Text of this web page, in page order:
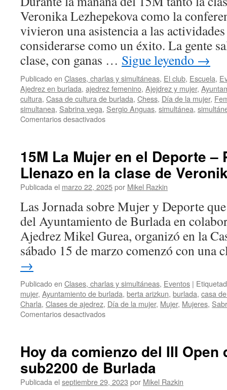
Veronika Lezhepekova como la
vivieron una asistencia a las
considerarse como un éxito. La gente
clase, con ganas … Sigue leyendo →
Publicado en Clases, charlas y simultáneas, El club, Escuela,
Ajedrez en burlada, ajedrez femenino, Ajejdrez y mujer,
cultura, Casa de cultura de burlada, Chess, Día de la mujer,
simultanea, Sabrina vega, Sergio Anguas, simultánea,
Comentarios desactivadosen
en
el
Deporte
–
3/3:
Sabrina
Vega
y
Veronika
miden
ante
55
ajedrecistas
15M La Mujer en el Deporte –
Llenazo en la clase de
Publicada el marzo 22, 2025por Mikel Razkin
Las Jornada sobre Mujer y Deporte
del Ayuntamiento de Burlada en
Ajedrez Mikel Gurea, organizó en la
sábado 15 de marzo comenzó con
→
Publicado en Clases, charlas y simultáneas, Eventos |
mujer, Ayuntamiento de burlada, berta arizkun, burlada, casa
Charla, Clases de ajedrez, Día de la mujer, Mujer, Mujeres,
Comentarios desactivadosen
en
el
Deporte
–
Hoy da comienzo del III Open
sub2200 de Burlada
Publicada el septiembre 29, 2023 por Mikel Razkin